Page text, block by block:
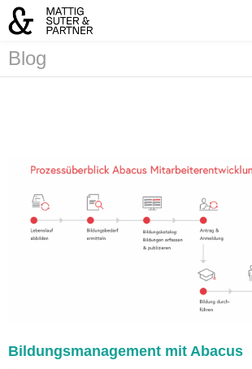
Blog
Bildungsmanagement mit Abacus